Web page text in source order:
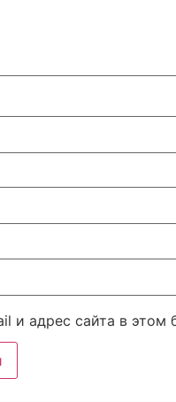
и адрес сайта в